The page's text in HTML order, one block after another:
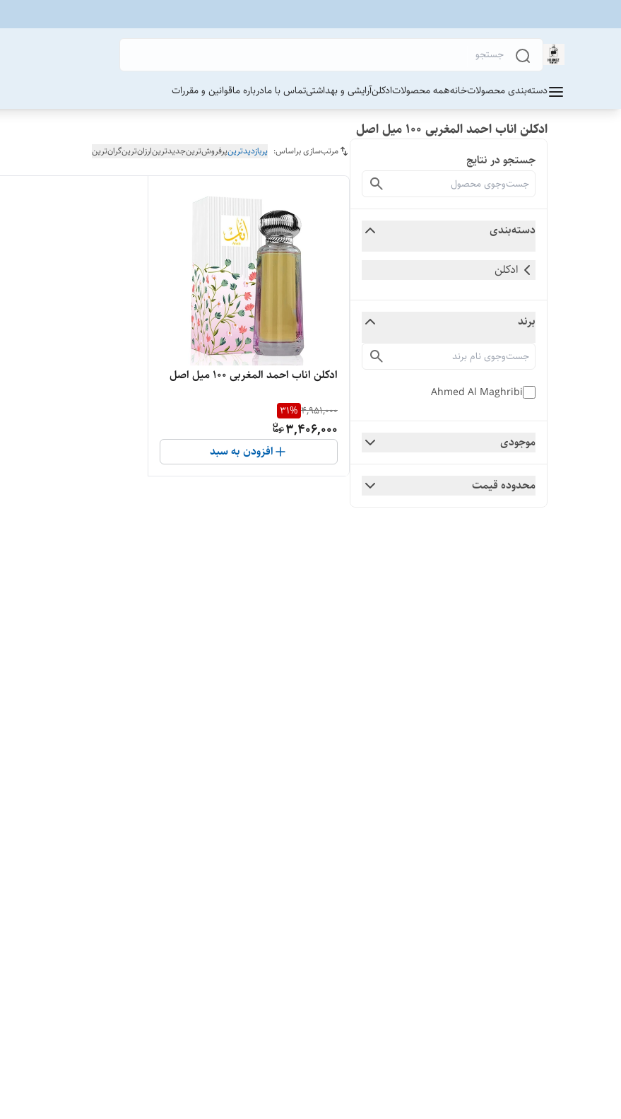
دسته‌بندی محصولاتخانههمه محصولاتادکلنآرایشی و بهداشتیتماس با مادرباره ماقوانین و مقررات
ادکلن اناب احمد المغربی ۱۰۰ میل اصل
جستجو در نتایج
دسته‌بندی
ادکلن
برند
Ahmed Al Maghribi
موجودی
محدوده قیمت
مرتب‌سازی براساس: پربازدیدترینپرفروش‌ترینجدیدترینارزان‌ترینگران‌ترین
ادکلن اناب احمد المغربی ۱۰۰ میل اصل
4,951,000
31%
3,406,000
افزودن به سبد